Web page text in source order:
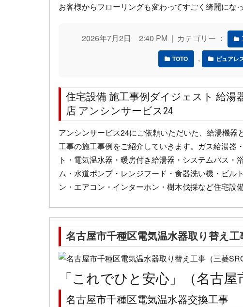
お客様からフローリングも変わってすごく綺麗にな
2026年7月2日 2:40 PM | カテゴリー ：
TOTO , ピュアレ
住宅設備 施工事例ダイジェスト 給
店 アンシンサービス24
アンシンサービス24にご依頼いただいた、給湯機
工事の施工事例をご紹介していきます。ガス給湯器
ト・電気温水器・暖房付き給湯器・システムバス
ム・水道ポンプ・レンジフード・食器洗い機・ビ
ン・エアコン・インターホン・樹木伐採など住宅設
名古屋市千種区電気温水器取り替え工事
「これでひと安心」（名古屋
名古屋市千種区電気温水器交換工事